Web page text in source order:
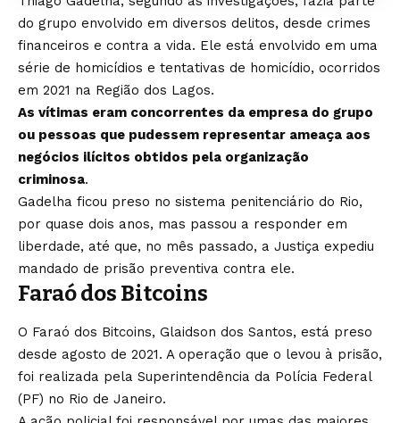
do grupo envolvido em diversos delitos, desde crimes
financeiros e contra a vida. Ele está envolvido em uma
série de homicídios e tentativas de homicídio, ocorridos
em 2021 na Região dos Lagos.
As vítimas eram concorrentes da empresa do grupo
ou pessoas que pudessem representar ameaça aos
negócios ilícitos obtidos pela organização
criminosa.
Gadelha ficou preso no sistema penitenciário do Rio,
por quase dois anos, mas passou a responder em
liberdade, até que, no mês passado, a Justiça expediu
mandado de prisão preventiva contra ele.
Faraó dos Bitcoins
O Faraó dos Bitcoins, Glaidson dos Santos, está preso
desde agosto de 2021. A operação que o levou à prisão,
foi realizada pela Superintendência da Polícia Federal
(PF) no Rio de Janeiro.